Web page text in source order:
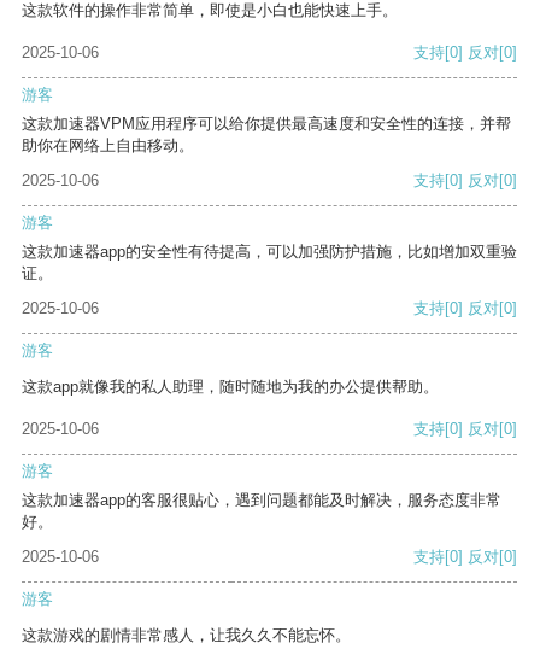
这款软件的操作非常简单，即使是小白也能快速上手。
2025-10-06 支持[0] 反对[0]
游客
这款加速器VPM应用程序可以给你提供最高速度和安全性的连接，并帮
助你在网络上自由移动。
2025-10-06
支持[0] 反对[0]
游客
这款加速器app的安全性有待提高，可以加强防护措施，比如增加双重验
证。
2025-10-06
支持[0] 反对[0]
游客
这款app就像我的私人助理，随时随地为我的办公提供帮助。
2025-10-06 支持[0] 反对[0]
游客
这款加速器app的客服很贴心，遇到问题都能及时解决，服务态度非常
好。
2025-10-06
支持[0] 反对[0]
游客
这款游戏的剧情非常感人，让我久久不能忘怀。